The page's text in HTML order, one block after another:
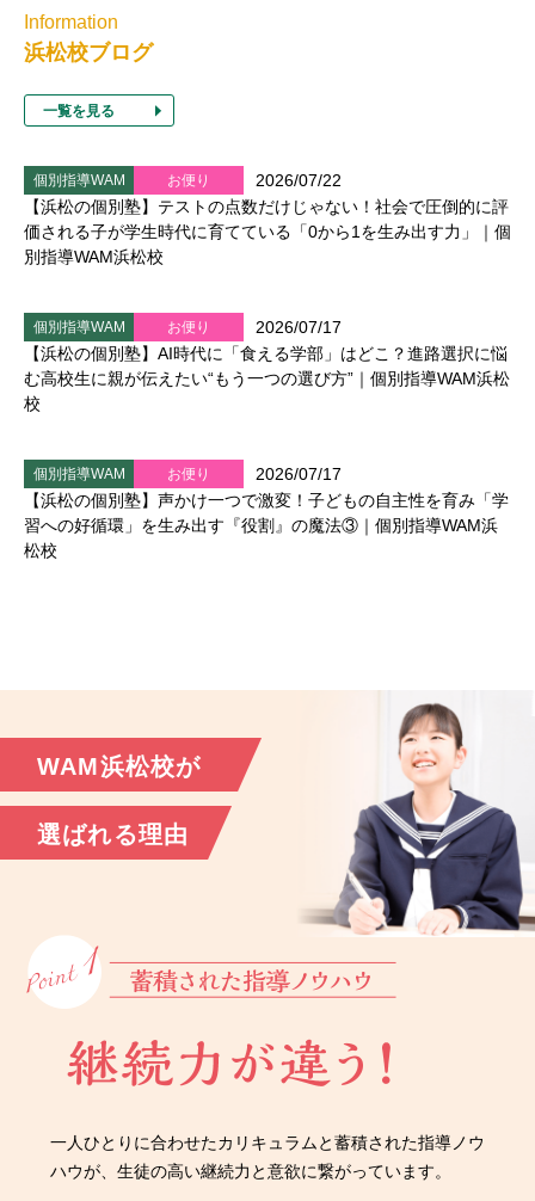
Information
浜松校ブログ
一覧を見る
個別指導WAM お便り
2026/07/22
【浜松の個別塾】テストの点数だけじゃない！社会で圧倒的に評
価される子が学生時代に育てている「0から1を生み出す力」｜個
別指導WAM浜松校
個別指導WAM お便り
2026/07/17
【浜松の個別塾】AI時代に「食える学部」はどこ？進路選択に悩
む高校生に親が伝えたい“もう一つの選び方”｜個別指導WAM浜松
校
個別指導WAM お便り
2026/07/17
【浜松の個別塾】声かけ一つで激変！子どもの自主性を育み「学
習への好循環」を生み出す『役割』の魔法③｜個別指導WAM浜
松校
WAM浜松校が
選ばれる理由
一人ひとりに合わせたカリキュラムと蓄積された指導ノウ
ハウが、生徒の高い継続力と意欲に繋がっています。